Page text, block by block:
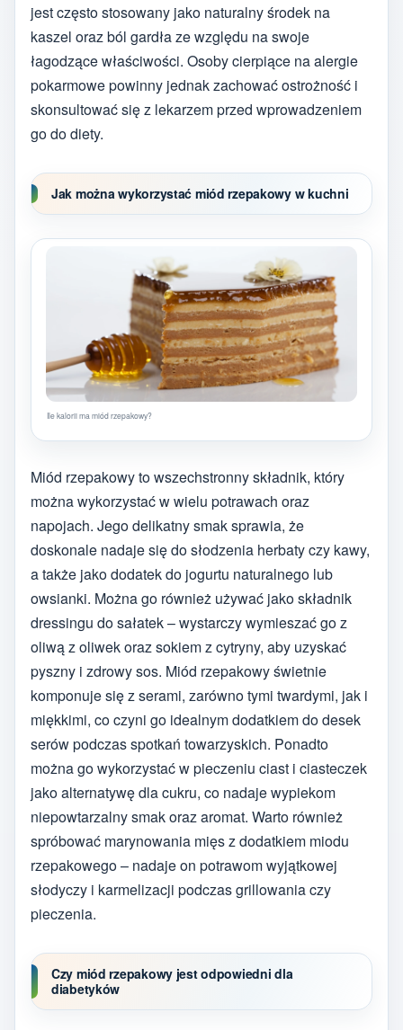
jest często stosowany jako naturalny środek na
kaszel oraz ból gardła ze względu na swoje
łagodzące właściwości. Osoby cierpiące na alergie
pokarmowe powinny jednak zachować ostrożność i
skonsultować się z lekarzem przed wprowadzeniem
go do diety.
Jak można wykorzystać miód rzepakowy w kuchni
Ile kalorii ma miód rzepakowy?
Miód rzepakowy to wszechstronny składnik, który
można wykorzystać w wielu potrawach oraz
napojach. Jego delikatny smak sprawia, że
doskonale nadaje się do słodzenia herbaty czy kawy,
a także jako dodatek do jogurtu naturalnego lub
owsianki. Można go również używać jako składnik
dressingu do sałatek – wystarczy wymieszać go z
oliwą z oliwek oraz sokiem z cytryny, aby uzyskać
pyszny i zdrowy sos. Miód rzepakowy świetnie
komponuje się z serami, zarówno tymi twardymi, jak i
miękkimi, co czyni go idealnym dodatkiem do desek
serów podczas spotkań towarzyskich. Ponadto
można go wykorzystać w pieczeniu ciast i ciasteczek
jako alternatywę dla cukru, co nadaje wypiekom
niepowtarzalny smak oraz aromat. Warto również
spróbować marynowania mięs z dodatkiem miodu
rzepakowego – nadaje on potrawom wyjątkowej
słodyczy i karmelizacji podczas grillowania czy
pieczenia.
Czy miód rzepakowy jest odpowiedni dla
diabetyków